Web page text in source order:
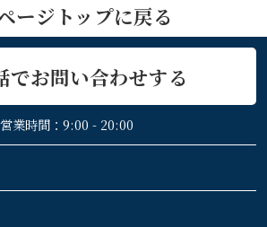
ージトップに戻る
でお問い合わせする
営業時間：9:00 - 20:00